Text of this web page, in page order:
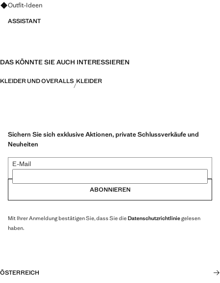
Fragen zu Looks, Kleidungsstücken und Trends
Outfit-Ideen
ASSISTANT
DAS KÖNNTE SIE AUCH INTERESSIEREN
KLEIDER UND OVERALLS KLEIDER
Sichern Sie sich exklusive Aktionen, private Schlussverkäufe und
Neuheiten
E-Mail
ABONNIEREN
Mit Ihrer Anmeldung bestätigen Sie, dass Sie dieDatenschutzrichtliniegelesen
haben.
ÖSTERREICH